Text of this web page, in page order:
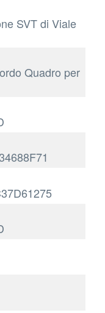
SVT di Viale
Quadro per